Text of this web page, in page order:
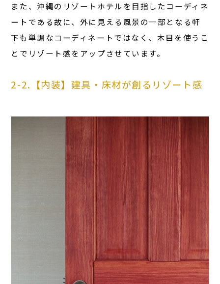
また、沖縄のリゾートホテルを目指したコーディネ
ートである故に、外に見える風景の一部となる軒
下も単調なコーディネートではなく、木目を使うこ
とでリゾート感をアップさせています。
2-2.【内装】建具・床材が創るリゾート感